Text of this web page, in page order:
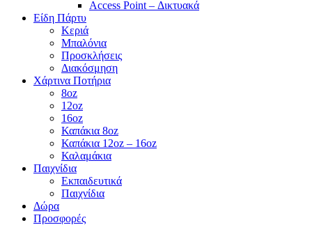
Access Point – Δικτυακά
Είδη Πάρτυ
Κεριά
Μπαλόνια
Προσκλήσεις
Διακόσμηση
Χάρτινα Ποτήρια
8oz
12oz
16oz
Καπάκια 8oz
Καπάκια 12oz – 16oz
Καλαμάκια
Παιχνίδια
Εκπαιδευτικά
Παιχνίδια
Δώρα
Προσφορές